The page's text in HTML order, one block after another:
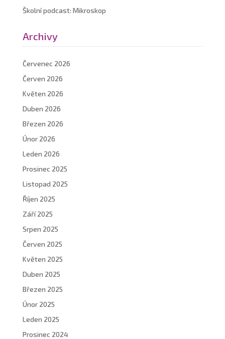
Školní podcast: Mikroskop
Archivy
Červenec 2026
Červen 2026
Květen 2026
Duben 2026
Březen 2026
Únor 2026
Leden 2026
Prosinec 2025
Listopad 2025
Říjen 2025
Září 2025
Srpen 2025
Červen 2025
Květen 2025
Duben 2025
Březen 2025
Únor 2025
Leden 2025
Prosinec 2024